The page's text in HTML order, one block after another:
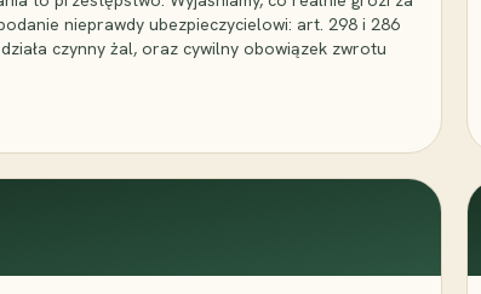
nieprawdy ubezpieczycielowi: art. 298 i 286
czynny żal, oraz cywilny obowiązek zwrotu